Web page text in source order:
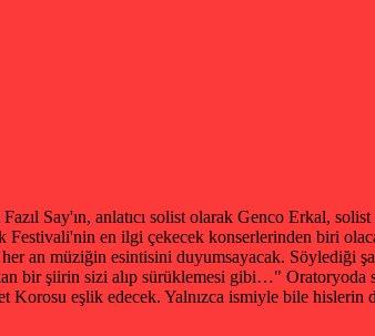
Say'ın, anlatıcı solist olarak Genco Erkal,
en ilgi çekecek konserlerinden biri
an müziğin esintisini duyumsayacak. Söylediği
bir şiirin sizi alıp sürüklemesi gibi…" Oratoryoda
eşlik edecek. Yalnızca ismiyle bile hislerin